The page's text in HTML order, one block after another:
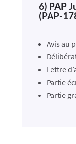
6) PAP
(PAP-
Avis au
Lettre
Partie
Partie